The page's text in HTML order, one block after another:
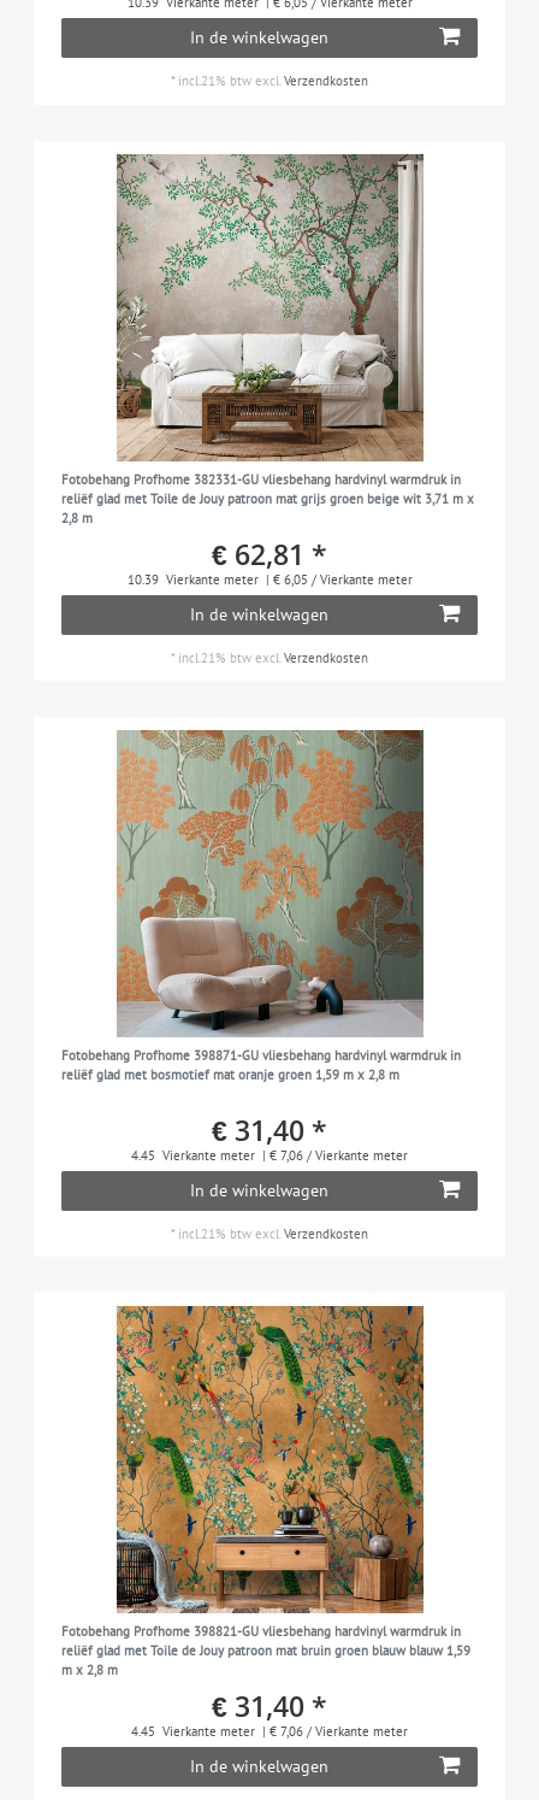
In de winkelwagen
* incl.21% btw excl.Verzendkosten
Fotobehang Profhome 382331-GU vliesbehang hardvinyl warmdruk in
reliëf glad met Toile de Jouy patroon mat grijs groen beige wit 3,71 m x
2,8 m
€ 62,81 *
10.39 Vierkante meter | € 6,05 / Vierkante meter
In de winkelwagen
* incl.21% btw excl. Verzendkosten
Fotobehang Profhome 398871-GU vliesbehang hardvinyl warmdruk in
reliëf glad met bosmotief mat oranje groen 1,59 m x 2,8 m
€ 31,40 *
4.45 Vierkante meter | € 7,06 / Vierkante meter
In de winkelwagen
* incl.21% btw excl.Verzendkosten
Fotobehang Profhome 398821-GU vliesbehang hardvinyl warmdruk in
reliëf glad met Toile de Jouy patroon mat bruin groen blauw blauw 1,59
m x 2,8 m
€ 31,40 *
4.45 Vierkante meter | € 7,06 / Vierkante meter
In de winkelwagen